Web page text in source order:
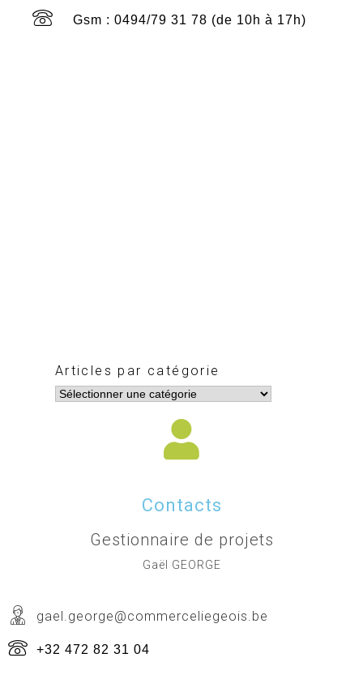
Gsm : 0494/79 31 78 (de 10h à 17h)
Articles par catégorie
Contacts
Gestionnaire de projets
Gaël GEORGE
gael.george@commerceliegeois.be
+32 472 82 31 04